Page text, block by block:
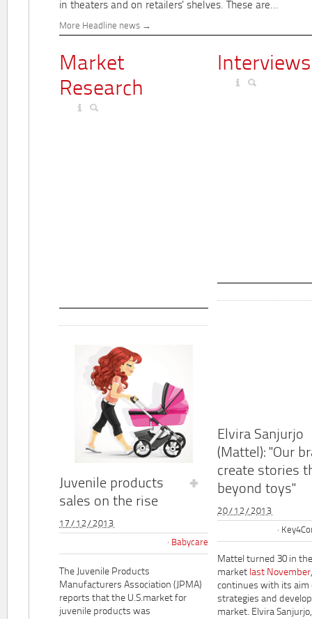
in theaters and on retailers' shelves. These are...
More Headline news
Market
Research
Juvenile products
sales on the rise
17/12/2013
Babycare
The Juvenile Products
Manufacturers Association (JPMA)
reports that the U.S.market for
juvenile products was
Interviews
Elvira Sanjurjo
(Mattel): "Our
create stories
beyond toys"
20/12/2013
Mattel turned 30 in
market last November
continues with its aim
strategies and
market. Elvira